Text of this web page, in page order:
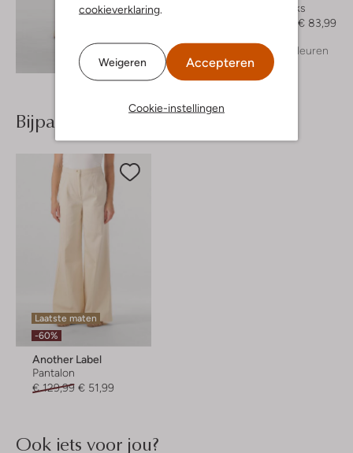
cookieverklaring.
Weigeren Accepteren
Cookie-instellingen
Ontdek de look
Slingbacks
€ 83,99
+ meer kleuren
Bijpassende producten
Laatste maten
-60%
Another Label
Pantalon
€ 129,99 € 51,99
Ook iets voor jou?